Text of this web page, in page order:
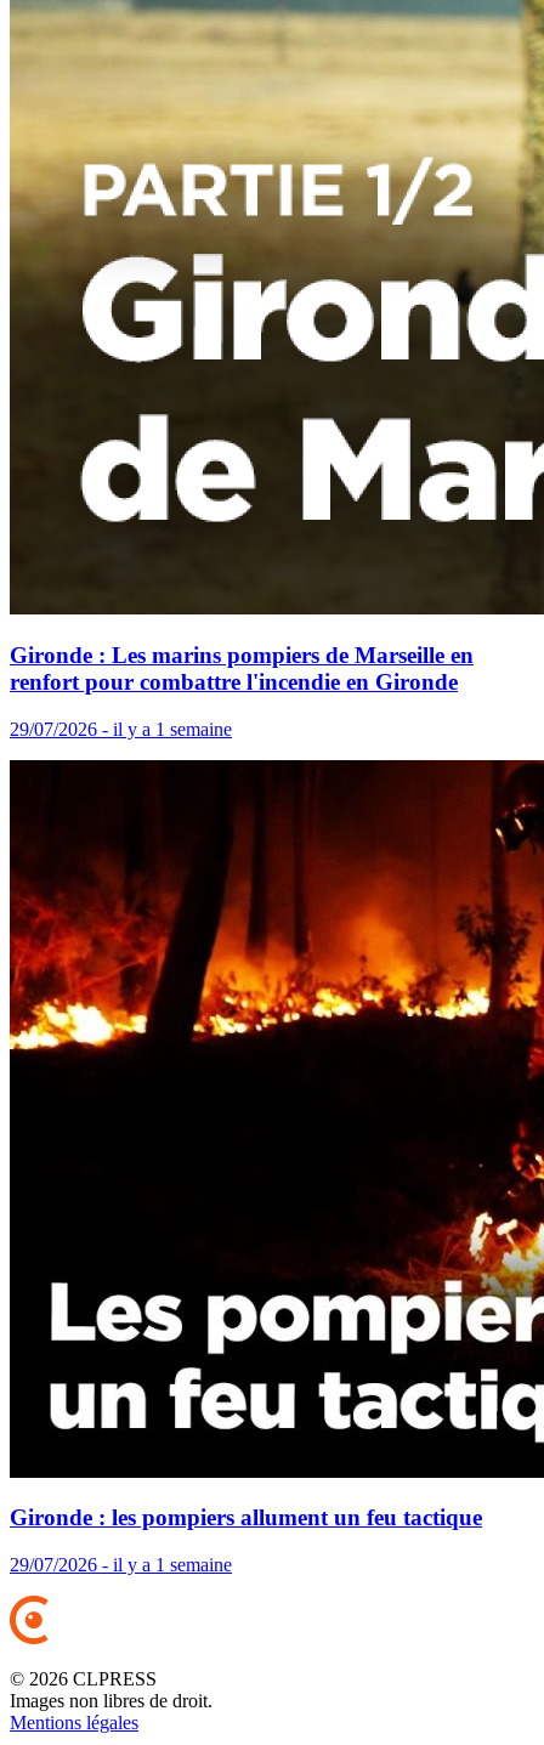
Gironde : Les marins pompiers de Marseille en
renfort pour combattre l'incendie en Gironde
29/07/2026 - il y a 1 semaine
Gironde : les pompiers allument un feu tactique
29/07/2026 - il y a 1 semaine
© 2026 CLPRESS
Images non libres de droit.
Mentions légales